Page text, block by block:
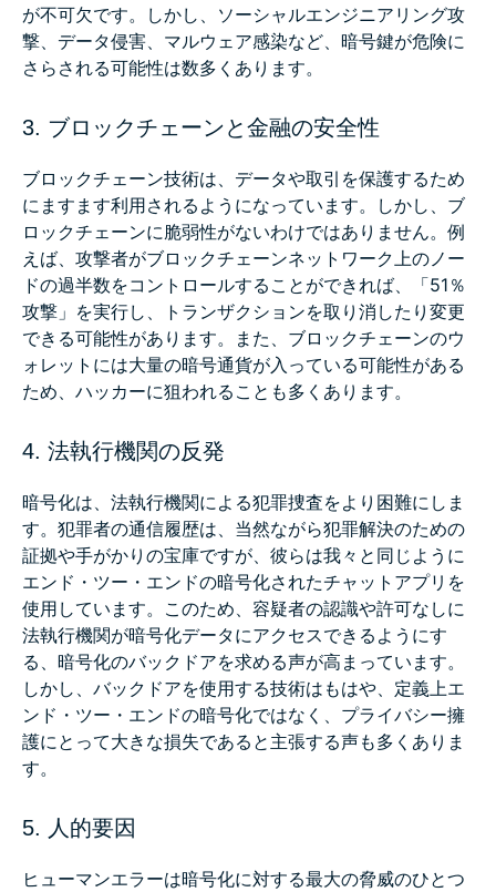
が不可欠です。しかし、ソーシャルエンジニアリング攻
撃、データ侵害、マルウェア感染など、暗号鍵が危険に
さらされる可能性は数多くあります。
3. ブロックチェーンと金融の安全性
ブロックチェーン技術は、データや取引を保護するため
にますます利用されるようになっています。しかし、ブ
ロックチェーンに脆弱性がないわけではありません。例
えば、攻撃者がブロックチェーンネットワーク上のノー
ドの過半数をコントロールすることができれば、「51％
攻撃」を実行し、トランザクションを取り消したり変更
できる可能性があります。また、ブロックチェーンのウ
ォレットには大量の暗号通貨が入っている可能性がある
ため、ハッカーに狙われることも多くあります。
4. 法執行機関の反発
暗号化は、法執行機関による犯罪捜査をより困難にしま
す。犯罪者の通信履歴は、当然ながら犯罪解決のための
証拠や手がかりの宝庫ですが、彼らは我々と同じように
エンド・ツー・エンドの暗号化されたチャットアプリを
使用しています。このため、容疑者の認識や許可なしに
法執行機関が暗号化データにアクセスできるようにす
る、暗号化のバックドアを求める声が高まっています。
しかし、バックドアを使用する技術はもはや、定義上エ
ンド・ツー・エンドの暗号化ではなく、プライバシー擁
護にとって大きな損失であると主張する声も多くありま
す。
5. 人的要因
ヒューマンエラーは暗号化に対する最大の脅威のひとつ